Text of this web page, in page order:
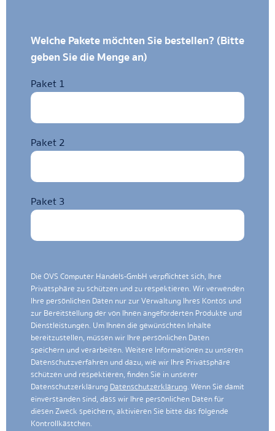
Welche Pakete möchten Sie bestellen? (Bitte
geben Sie die Menge an)
Paket 1
Paket 2
Paket 3
Die OVS Computer Handels-GmbH verpflichtet sich, Ihre
Privatsphäre zu schützen und zu respektieren. Wir verwenden
Ihre persönlichen Daten nur zur Verwaltung Ihres Kontos und
zur Bereitstellung der von Ihnen angeforderten Produkte und
Dienstleistungen. Um Ihnen die gewünschten Inhalte
bereitzustellen, müssen wir Ihre persönlichen Daten
speichern und verarbeiten. Weitere Informationen zu unseren
Datenschutzverfahren und dazu, wie wir Ihre Privatsphäre
schützen und respektieren, finden Sie in unserer
DatenschutzerklärungDatenschutzerklärung. Wenn Sie damit
einverstanden sind, dass wir Ihre persönlichen Daten für
diesen Zweck speichern, aktivieren Sie bitte das folgende
Kontrollkästchen.